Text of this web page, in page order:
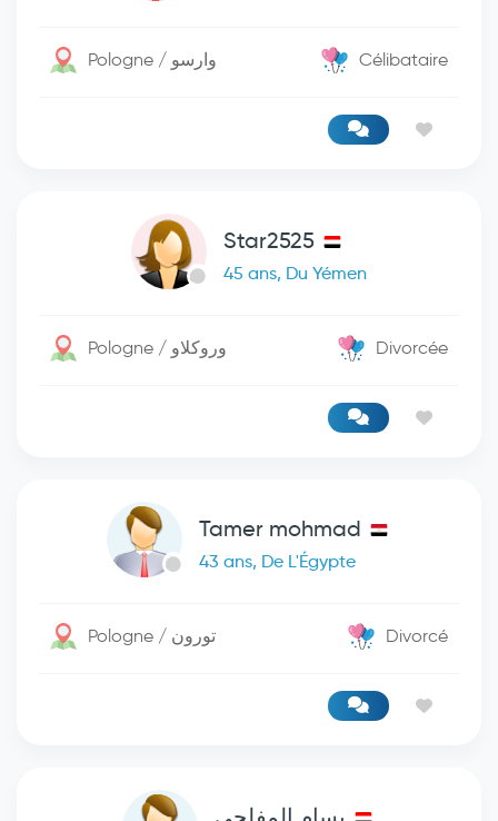
Pologne / وارسو Célibataire
Star2525
45 ans, Du Yémen
Pologne / وروكلاو Divorcée
Tamer mohmad
43 ans, De L'Égypte
Pologne / تورون Divorcé